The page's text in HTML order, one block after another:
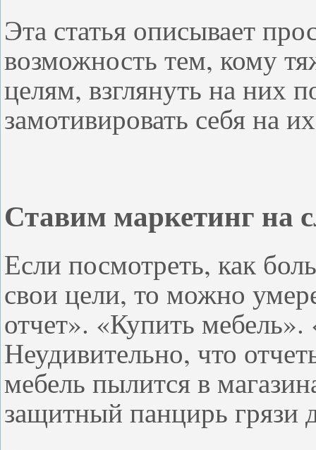
Эта статья описывает
возможность тем, кому
целям, взглянуть на них
замотивировать себя на
Ставим маркетинг на
Если посмотреть, как
свои цели, то можно
отчет». «Купить
Неудивительно, что
мебель пылится в
защитный панцирь грязи